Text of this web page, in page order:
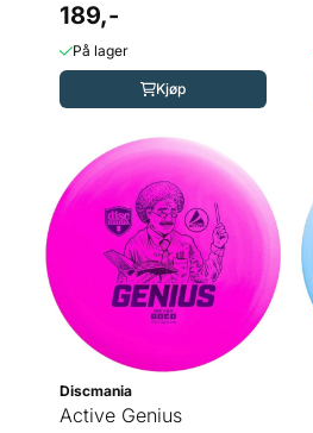
189,-
På lager
Kjøp
Discmania
Active Genius